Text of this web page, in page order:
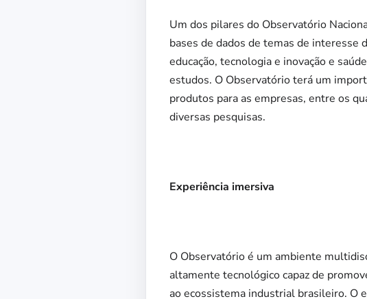
Um dos pilares do Observatório
bases de dados de temas de interesse
educação, tecnologia e inovação e
estudos. O Observatório terá um
produtos para as empresas, entre os
diversas pesquisas.
Experiência imersiva
O Observatório é um ambiente
altamente tecnológico capaz de
ao ecossistema industrial brasileiro. O